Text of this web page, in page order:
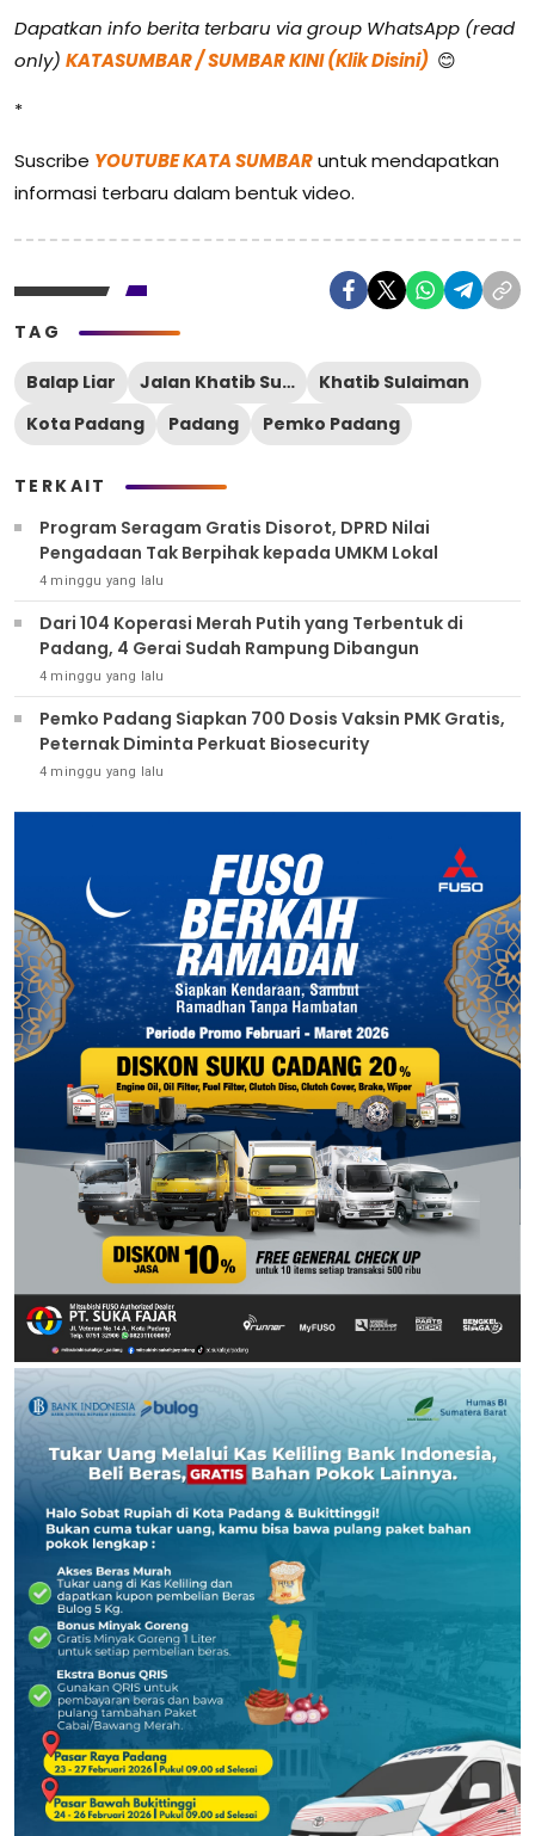
Dapatkan info berita terbaru via group WhatsApp (read
only) KATASUMBAR / SUMBAR KINI (Klik Disini) 😊
*
Suscribe YOUTUBE KATA SUMBARuntuk mendapatkan
informasi terbaru dalam bentuk video.
TAG
Balap Liar Jalan Khatib Sulaiman
Khatib Sulaiman
Kota Padang
Padang Pemko Padang
TERKAIT
Program Seragam Gratis Disorot, DPRD Nilai
Pengadaan Tak Berpihak kepada UMKM Lokal
4 minggu yang lalu
Dari 104 Koperasi Merah Putih yang Terbentuk di
Padang, 4 Gerai Sudah Rampung Dibangun
4 minggu yang lalu
Pemko Padang Siapkan 700 Dosis Vaksin PMK Gratis,
Peternak Diminta Perkuat Biosecurity
4 minggu yang lalu